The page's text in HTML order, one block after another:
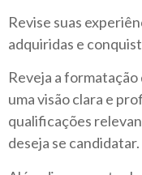
Revise suas
adquiridas e
Reveja a
uma visão clara e
qualificações
deseja se candidatar.